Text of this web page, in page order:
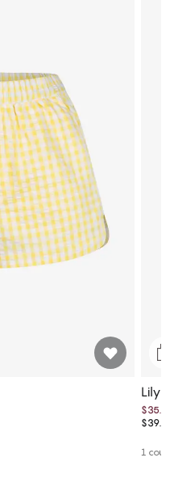
Lily
$35.99
$39.99
1